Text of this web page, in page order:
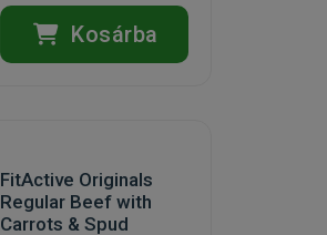
Kosárba
FitActive Originals
Regular Beef with
Carrots & Spud